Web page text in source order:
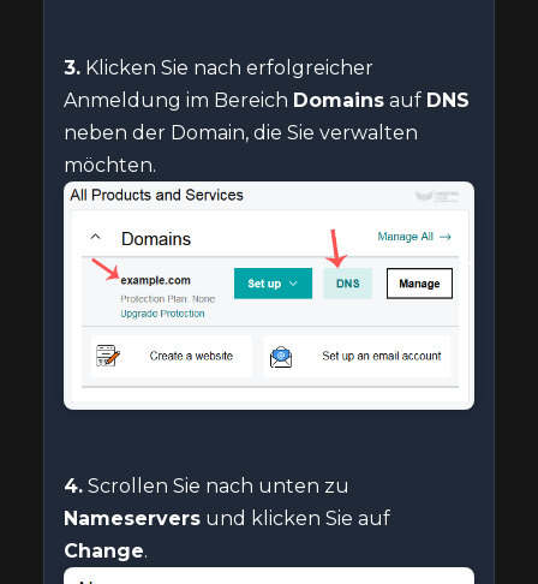
3. Klicken Sie nach erfolgreicher
Anmeldung im Bereich Domains auf DNS
neben der Domain, die Sie verwalten
möchten.
4. Scrollen Sie nach unten zu
Nameservers und klicken Sie auf
Change.